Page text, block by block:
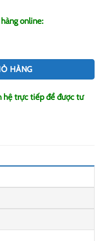
online:
HÀNG
hệ trực tiếp để được tư